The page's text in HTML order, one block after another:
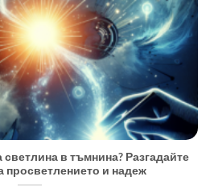
в тъмнина? Разгадайте
просветлението и надеж